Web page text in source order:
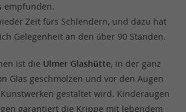
empfunden.
Zeit fürs Schlendern, und dazu hat
Gelegenheit an den über 90 Ständen.
ist die Ulmer Glashütte, in der ganz
Glas geschmolzen und vor den Augen
gestaltet wird. Kinderaugen
garantiert die Krippe mit lebendem